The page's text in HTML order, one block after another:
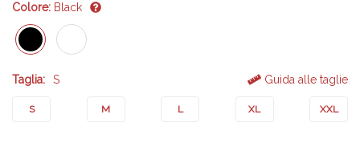
Colore: Black
Taglia: S Guida alle taglie
S M L XL XXL